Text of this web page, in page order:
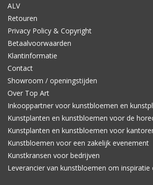
ALV
Retouren
Privacy Policy & Copyright
Betaalvoorwaarden
Klantinformatie
Contact
Showroom / openingstijden
Over Top Art
Inkooppartner voor kunstbloemen en
Kunstplanten en kunstbloemen voor de
Kunstplanten en kunstbloemen voor
Kunstbloemen voor een zakelijk evenement
Kunstkransen voor bedrijven
Leverancier van kunstbloemen om inspiratie